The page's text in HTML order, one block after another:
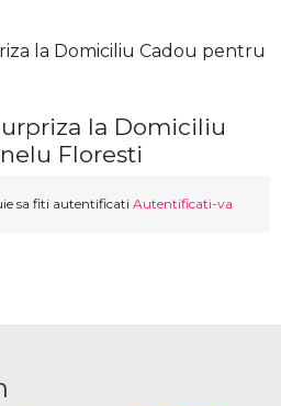
la Domiciliu Cadou pentru
la Domiciliu
Floresti
sa fiti autentificati Autentificati-va